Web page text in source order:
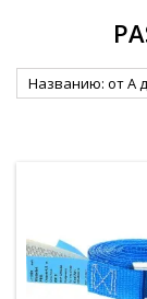
Названию: от А